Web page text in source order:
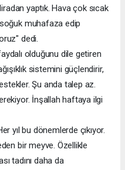
yaptık. Hava çok sıcak
muhafaza edip
dedi.
olduğunu dile getiren
sistemini güçlendirir,
Şu anda talep az.
İnşallah haftaya ilgi
yıl bu dönemlerde çıkıyor.
bir meyve. Özellikle
tadını daha da